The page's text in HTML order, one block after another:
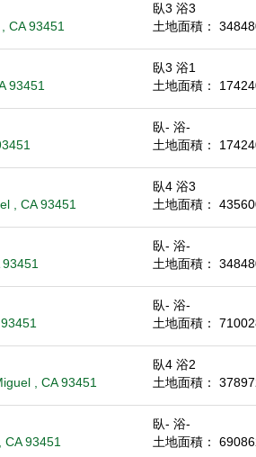
CA 93451
臥3 浴3
土地面積：
93451
臥3 浴1
土地面積：
臥- 浴-
土地面積：
, CA 93451
臥4 浴3
土地面積：
臥- 浴-
土地面積：
臥- 浴-
土地面積：
, CA 93451
臥4 浴2
土地面積：
93451
臥- 浴-
土地面積：